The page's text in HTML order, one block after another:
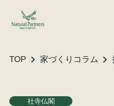
TOP 家づくりコラム
社寺仏閣